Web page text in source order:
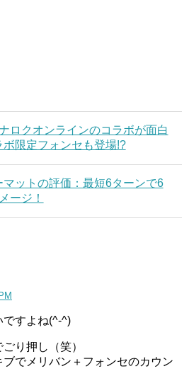
ロクオンラインのコラボが面白
ボ限定フォンセも登場!?
ットの評価：最短6ターンで6
ージ！
ですよね(^-^)
り押し（笑）
でメリバン＋フォンセのカウン